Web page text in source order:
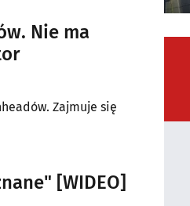
Nie ma
Zajmuje się
[WIDEO]